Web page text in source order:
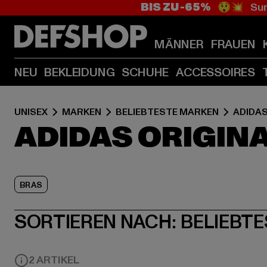
BIS ZU -65% 😲💥
MÄNNER FRAUEN
NEU BEKLEIDUNG SCHUHE ACCESSOIRES
UNISEX MARKEN BELIEBTESTE MARKEN
ADIDAS
BRAS
SORTIEREN NACH:
2 ARTIKEL